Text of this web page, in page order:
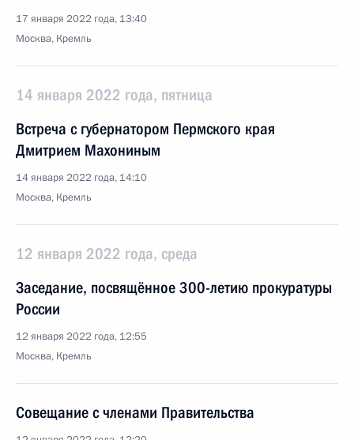
17 января 2022 года, 13:40
Москва, Кремль
14 января 2022 года, пятница
Встреча с губернатором Пермского края
Дмитрием Махониным
14 января 2022 года, 14:10
Москва, Кремль
12 января 2022 года, среда
Заседание, посвящённое 300-летию прокуратуры
России
12 января 2022 года, 12:55
Москва, Кремль
Совещание с членами Правительства